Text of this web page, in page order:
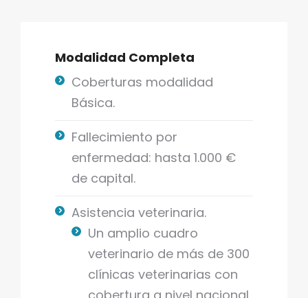
Modalidad Completa
Coberturas modalidad
Básica.
Fallecimiento por
enfermedad: hasta 1.000 €
de capital.
Asistencia veterinaria.
Un amplio cuadro
veterinario de más de 300
clínicas veterinarias con